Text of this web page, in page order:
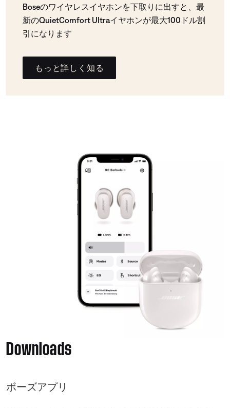
Boseのワイヤレスイヤホンを下取りに出すと、最
新のQuietComfort Ultraイヤホンが最大100ドル割
引になります
もっと詳しく知る
Downloads
ボーズアプリ